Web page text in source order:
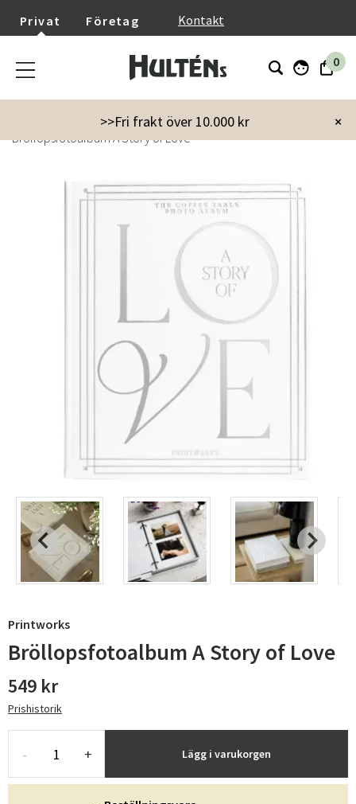
Privat Företag Kontakt
0
×
>>Fri frakt över 10.000 kr
Inredning Dekoration
Fotoalbum
Bröllopsfotoalbum A Story of Love
Printworks
Bröllopsfotoalbum A Story of Love
549 kr
Prishistorik
- + Lägg i varukorgen